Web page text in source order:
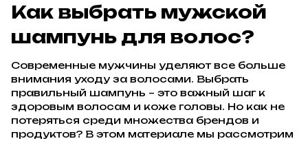
Как выбрать мужской
шампунь для волос?
Современные мужчины уделяют все больше
внимания уходу за волосами. Выбрать
правильный шампунь – это важный шаг к
здоровым волосам и коже головы. Но как не
потеряться среди множества брендов и
продуктов? В этом материале мы рассмотрим